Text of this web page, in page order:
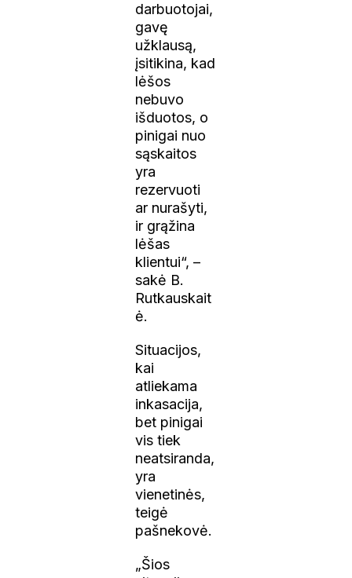
darbuotojai,
gavę
užklausą,
įsitikina, kad
lėšos
nebuvo
išduotos, o
pinigai nuo
sąskaitos
yra
rezervuoti
ar nurašyti,
ir grąžina
lėšas
klientui“, –
sakė B.
Rutkauskait
ė.
Situacijos,
kai
atliekama
inkasacija,
bet pinigai
vis tiek
neatsiranda,
yra
vienetinės,
teigė
pašnekovė.
„Šios